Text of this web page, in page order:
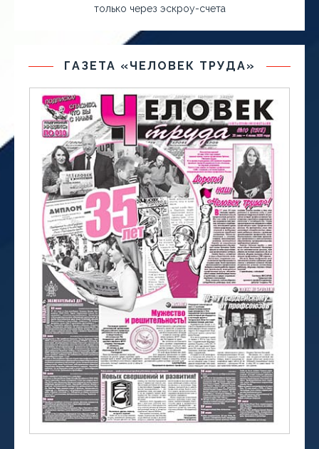
только через эскроу-счета
ГАЗЕТА «ЧЕЛОВЕК ТРУДА»